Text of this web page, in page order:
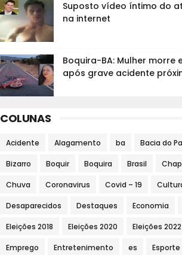
Suposto vídeo íntimo do
na internet
Boquira-BA: Mulher morre
após grave acidente
COLUNAS
Acidente Alagamento ba Bacia do
Bizarro Boquir Boquira Brasil
Chuva Coronavirus Covid – 19
Desaparecidos Destaques Economia
Eleições 2018 Eleições 2020 Eleições 2022
Emprego Entretenimento es Esporte